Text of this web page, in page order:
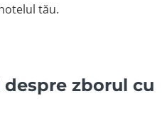
tău.
zborul cu